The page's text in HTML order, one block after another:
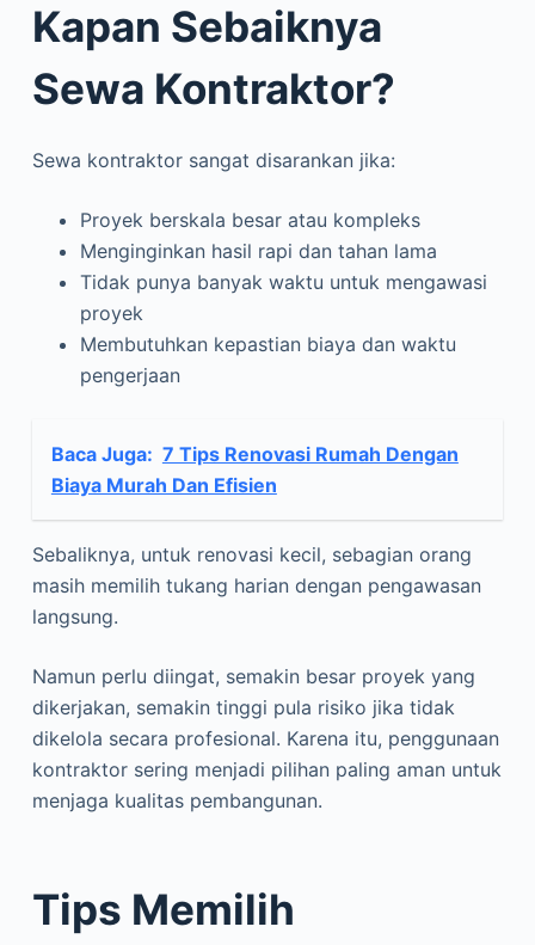
Kapan Sebaiknya
Sewa Kontraktor?
Sewa kontraktor sangat disarankan jika:
Proyek berskala besar atau kompleks
Menginginkan hasil rapi dan tahan lama
Tidak punya banyak waktu untuk mengawasi
proyek
Membutuhkan kepastian biaya dan waktu
pengerjaan
Baca Juga: 7 Tips Renovasi Rumah Dengan
Biaya Murah Dan Efisien
Sebaliknya, untuk renovasi kecil, sebagian orang
masih memilih tukang harian dengan pengawasan
langsung.
Namun perlu diingat, semakin besar proyek yang
dikerjakan, semakin tinggi pula risiko jika tidak
dikelola secara profesional. Karena itu, penggunaan
kontraktor sering menjadi pilihan paling aman untuk
menjaga kualitas pembangunan.
Tips Memilih